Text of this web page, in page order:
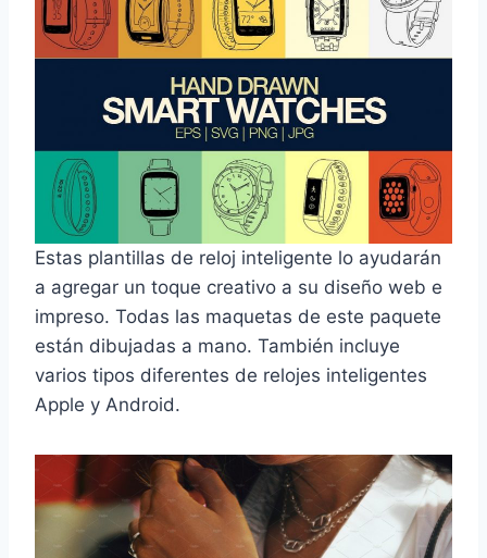
Estas plantillas de reloj inteligente lo ayudarán
a agregar un toque creativo a su diseño web e
impreso. Todas las maquetas de este paquete
están dibujadas a mano. También incluye
varios tipos diferentes de relojes inteligentes
Apple y Android.